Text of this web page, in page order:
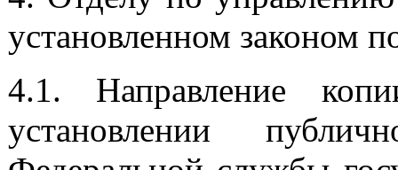
установленном законом
4.1. Направление
установлении